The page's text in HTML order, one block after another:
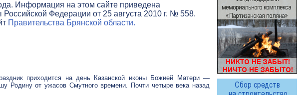
Информация на этом сайте приведена
Российской Федерации от 25 августа 2010 г. № 558.
Правительства Брянской области.
приходится на день Казанской иконы Божией Матери —
Родину от ужасов Смутного времени. Почти четыре века назад